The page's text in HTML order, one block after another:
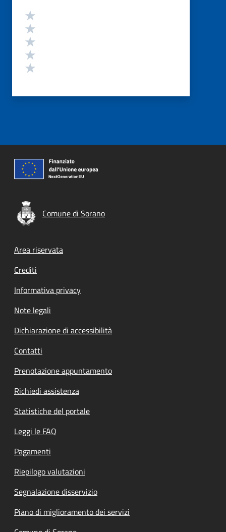
Valutazione
Comune di Sorano
Footer menu
Area riservata
Crediti
Informativa privacy
Note legali
Dichiarazione di accessibilità
Contatti
Prenotazione appuntamento
Richiedi assistenza
Statistiche del portale
Leggi le FAQ
Pagamenti
Riepilogo valutazioni
Segnalazione disservizio
Piano di miglioramento dei servizi